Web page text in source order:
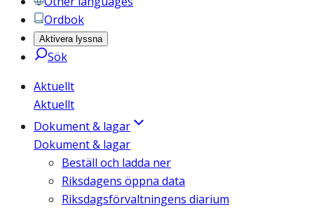
Ordbok
Aktivera lyssna
Sök
Aktuellt
Aktuellt
Dokument & lagar
Dokument & lagar
Beställ och ladda ner
Riksdagens öppna data
Riksdagsförvaltningens diarium